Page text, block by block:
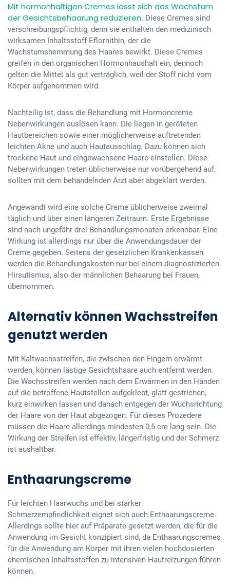
Mit hormonhaltigen Cremes lässt sich das Wachstum
der Gesichtsbehaarung reduzieren. Diese Cremes sind
verschreibungspflichtig, denn sie enthalten den medizinisch
wirksamen Inhaltsstoff Eflornithin, der die
Wachstumshemmung des Haares bewirkt. Diese Cremes
greifen in den organischen Hormonhaushalt ein, dennoch
gelten die Mittel als gut verträglich, weil der Stoff nicht vom
Körper aufgenommen wird.
Nachteilig ist, dass die Behandlung mit Hormoncreme
Nebenwirkungen auslösen kann. Die liegen in geröteten
Hautbereichen sowie einer möglicherweise auftretenden
leichten Akne und auch Hautausschlag. Dazu können sich
trockene Haut und eingewachsene Haare einstellen. Diese
Nebenwirkungen treten üblicherweise nur vorübergehend auf,
sollten mit dem behandelnden Arzt aber abgeklärt werden.
Angewandt wird eine solche Creme üblicherweise zweimal
täglich und über einen längeren Zeitraum. Erste Ergebnisse
sind nach ungefähr drei Behandlungsmonaten erkennbar. Eine
Wirkung ist allerdings nur über die Anwendungsdauer der
Creme gegeben. Seitens der gesetzlichen Krankenkassen
werden die Behandlungskosten nur bei einem diagnostizierten
Hirsutismus, also der männlichen Behaarung bei Frauen,
übernommen.
Alternativ können Wachsstreifen
genutzt werden
Mit Kaltwachsstreifen, die zwischen den Fingern erwärmt
werden, können lästige Gesichtshaare auch entfernt werden.
Die Wachsstreifen werden nach dem Erwärmen in den Händen
auf die betroffene Hautstellen aufgeklebt, glatt gestrichen,
kurz einwirken lassen und danach entgegen der Wuchsrichtung
der Haare von der Haut abgezogen. Für dieses Prozedere
müssen die Haare allerdings mindesten 0,5 cm lang sein. Die
Wirkung der Streifen ist effektiv, längerfristig und der Schmerz
ist aushaltbar.
Enthaarungscreme
Für leichten Haarwuchs und bei starker
Schmerzempfindlichkeit eignet sich auch Enthaarungscreme.
Allerdings sollte hier auf Präparate gesetzt werden, die für die
Anwendung im Gesicht konzipiert sind, da Enthaarungscremes
für die Anwendung am Körper mit ihren vielen hochdosierten
chemischen Inhaltsstoffen zu intensiven Hautreizungen führen
können.